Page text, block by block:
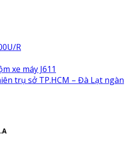
R
xe máy J611
trụ sở TP.HCM – Đà Lạt ngàn